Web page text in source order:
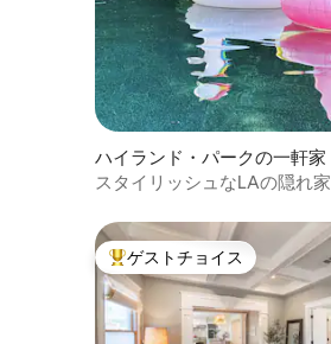
ハイランド・パークの一軒家
スタイリッシュなLAの隠れ
大好評のゲストチョイスです
ゲストチョイス